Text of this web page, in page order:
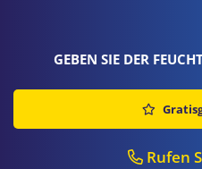
GEBEN SIE DER
Rufen